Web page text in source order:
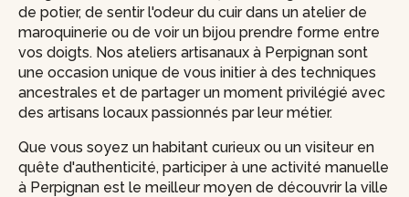
de potier, de sentir l'odeur du cuir dans un atelier de
maroquinerie ou de voir un bijou prendre forme entre
vos doigts. Nos ateliers artisanaux à Perpignan sont
une occasion unique de vous initier à des techniques
ancestrales et de partager un moment privilégié avec
des artisans locaux passionnés par leur métier.
Que vous soyez un habitant curieux ou un visiteur en
quête d'authenticité, participer à une activité manuelle
à Perpignan est le meilleur moyen de découvrir la ville